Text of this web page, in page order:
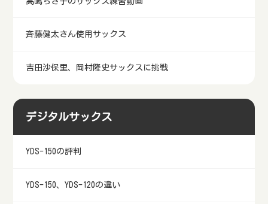
斉藤健太さん使用サックス
吉田沙保里、岡村隆史サックスに挑戦
デジタルサックス
YDS-150の評判
YDS-150、YDS-120の違い